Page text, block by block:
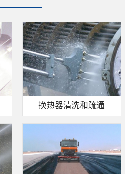
换热器清洗和疏通